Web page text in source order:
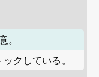
。
クしている。